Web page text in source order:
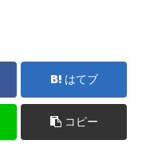
はてブ
コピー